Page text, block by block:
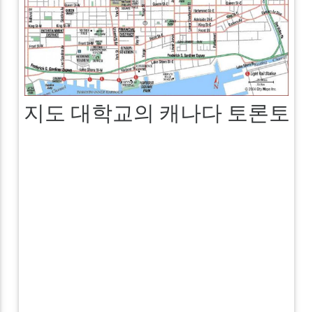
지도 대학교의 캐나다 토론토